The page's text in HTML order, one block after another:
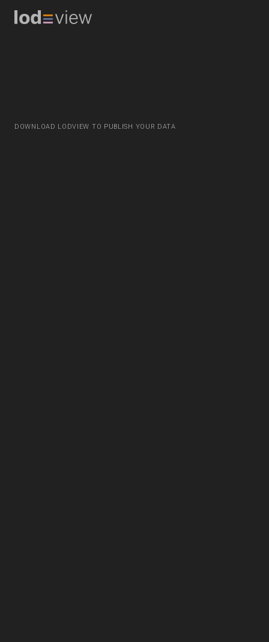
DOWNLOAD LODVIEW TO PUBLISH YOUR DATA